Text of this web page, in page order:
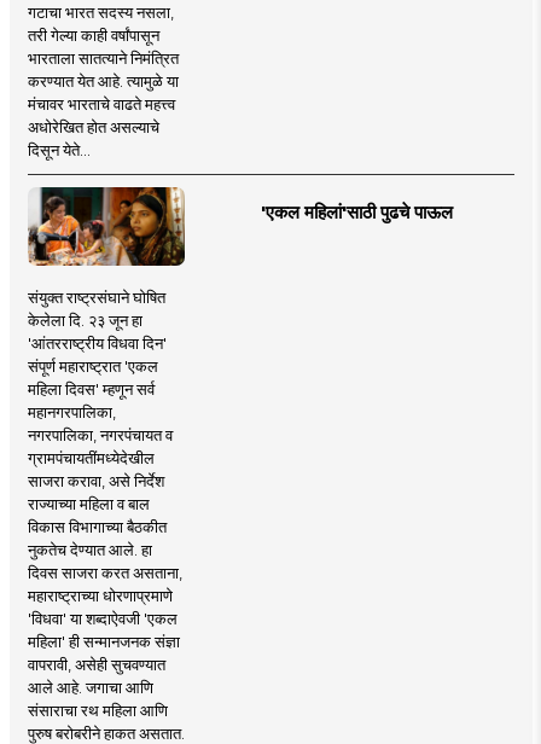
गटाचा भारत सदस्य नसला,
तरी गेल्या काही वर्षांपासून
भारताला सातत्याने निमंत्रित
करण्यात येत आहे. त्यामुळे या
मंचावर भारताचे वाढते महत्त्व
अधोरेखित होत असल्याचे
दिसून येते...
'एकल महिलां'साठी पुढचे पाऊल
संयुक्त राष्ट्रसंघाने घोषित
केलेला दि. २३ जून हा
'आंतरराष्ट्रीय विधवा दिन'
संपूर्ण महाराष्ट्रात 'एकल
महिला दिवस' म्हणून सर्व
महानगरपालिका,
नगरपालिका, नगरपंचायत व
ग्रामपंचायतींमध्येदेखील
साजरा करावा, असे निर्देश
राज्याच्या महिला व बाल
विकास विभागाच्या बैठकीत
नुकतेच देण्यात आले. हा
दिवस साजरा करत असताना,
महाराष्ट्राच्या धोरणाप्रमाणे
'विधवा' या शब्दाऐवजी 'एकल
महिला' ही सन्मानजनक संज्ञा
वापरावी, असेही सुचवण्यात
आले आहे. जगाचा आणि
संसाराचा रथ महिला आणि
पुरुष बरोबरीने हाकत असतात.